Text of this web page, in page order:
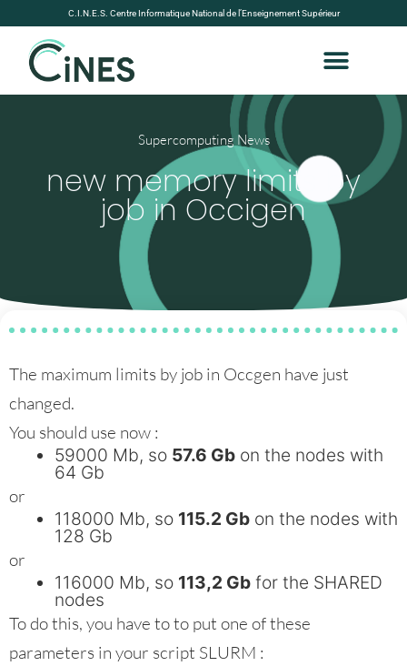
C.I.N.E.S. Centre Informatique National de l’Enseignement Supérieur
Supercomputing News
new memory limits by
job in Occigen
The maximum limits by job in Occgen have just
changed.
You should use now :
59000 Mb, so 57.6 Gb on the nodes with
64 Gb
or
118000 Mb, so 115.2 Gb on the nodes with
128 Gb
or
116000 Mb, so 113,2 Gb for the SHARED
nodes
To do this, you have to to put one of these
parameters in your script SLURM :